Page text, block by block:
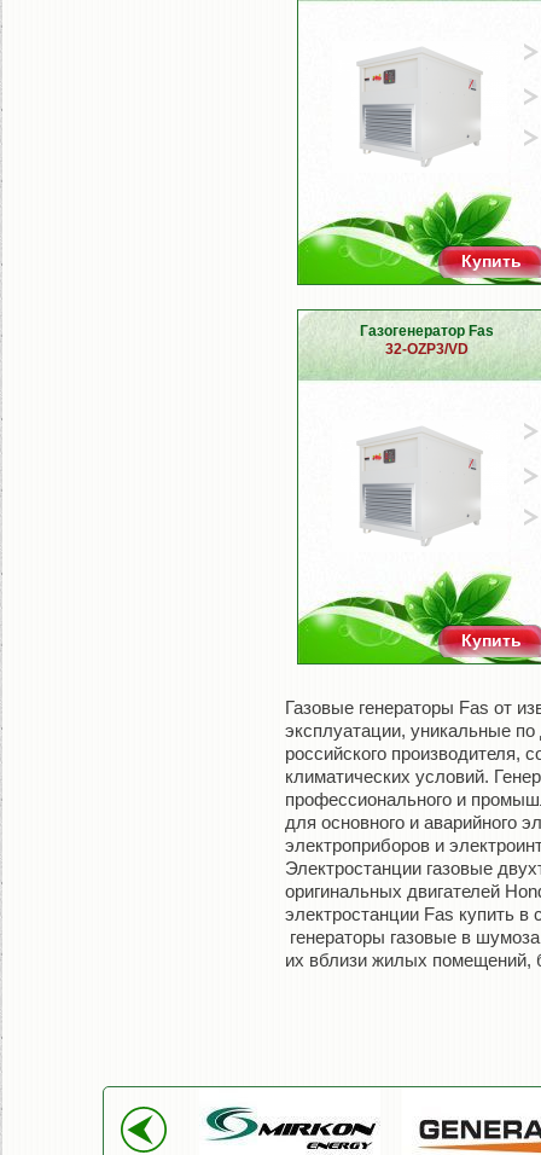
Купить
Газогенератор Fas
32-OZP3/VD
Купить
Газовые генераторы Fas от
эксплуатации, уникальные по
российского производителя,
климатических условий.
профессионального и
для основного и аварийного
электроприборов и
Электростанции газовые
оригинальных двигателей
электростанции Fas купить
генераторы газовые в
их вблизи жилых